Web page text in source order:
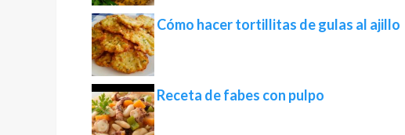
Cómo hacer tortillitas de gulas al ajillo
Receta de fabes con pulpo